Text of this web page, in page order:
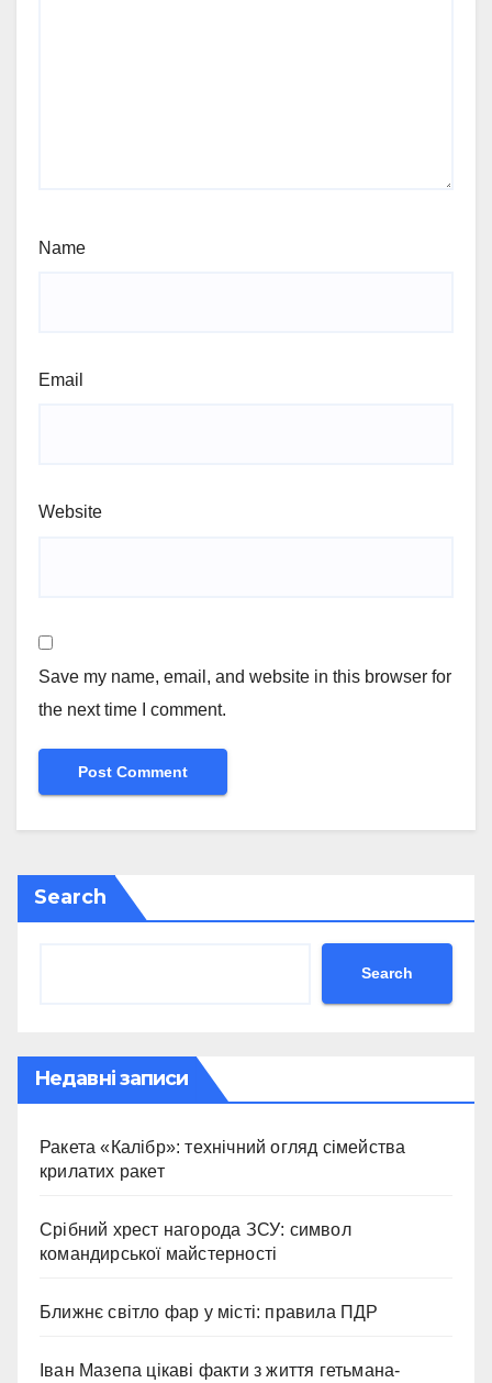
Name
Email
Website
Save my name, email, and website in this browser for
the next time I comment.
Search
Search
Недавні записи
Ракета «Калібр»: технічний огляд сімейства
крилатих ракет
Срібний хрест нагорода ЗСУ: символ
командирської майстерності
Ближнє світло фар у місті: правила ПДР
Іван Мазепа цікаві факти з життя гетьмана-